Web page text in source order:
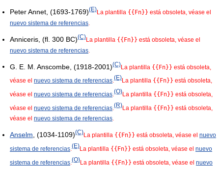
Peter Annet, (1693-1769)(E)La plantilla {{Fn}} está obsoleta, véase el
nuevo sistema de referencias.
Anniceris, (fl. 300 BC)(C)La plantilla {{Fn}} está obsoleta, véase el
nuevo sistema de referencias
G. E. M. Anscombe, (1918-2001)(C)La plantilla {{Fn}} está obsoleta,
véase el nuevo sistema de referencias.(E)La plantilla {{Fn}} está obsoleta,
véase el nuevo sistema de referencias (O)La plantilla {{Fn}} está obsoleta,
véase el nuevo sistema de referencias (R)La plantilla {{Fn}} está obsoleta,
véase el nuevo sistema de referencias.
Anselm , (1034-1109)(C)La plantilla {{Fn}} está obsoleta, véase el nuevo
sistema de referencias (E)La plantilla {{Fn}} está obsoleta, véase el nuevo
sistema de referencias (O)La plantilla {{Fn}} está obsoleta, véase el nuevo